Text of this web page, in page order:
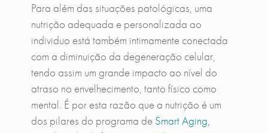
Para além das situações patológicas, uma
nutrição adequada e personalizada ao
individuo está também intimamente conectada
com a diminuição da degeneração celular,
tendo assim um grande impacto ao nível do
atraso no envelhecimento, tanto físico como
mental. É por esta razão que a nutrição é um
dos pilares do programa de Smart Aging,